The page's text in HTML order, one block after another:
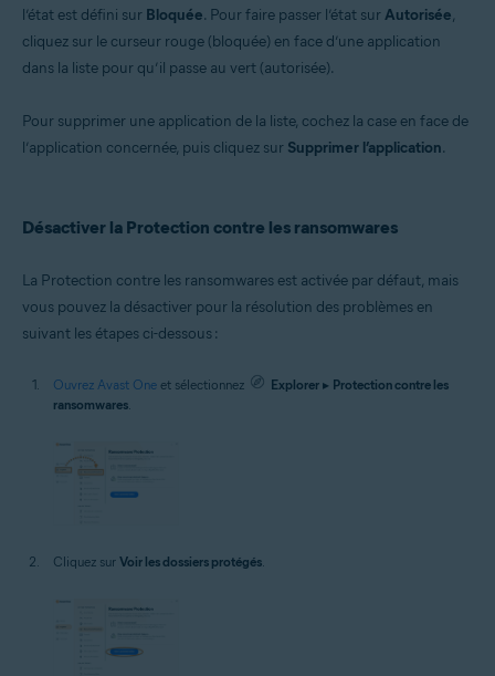
l’état est défini sur Bloquée. Pour faire passer l’état surAutorisée,
cliquez sur le curseur rouge (bloquée) en face d’une application
dans la liste pour qu’il passe au vert (autorisée).
Pour supprimer une application de la liste, cochez la case en face de
l’application concernée, puis cliquez sur Supprimer l’application.
Désactiver la Protection contre les ransomwares
La Protection contre les ransomwares est activée par défaut, mais
vous pouvez la désactiver pour la résolution des problèmes en
suivant les étapes ci-dessous :
Ouvrez Avast One et sélectionnez Explorer ▸ Protection contre les
ransomwares.
Cliquez sur Voir les dossiers protégés.